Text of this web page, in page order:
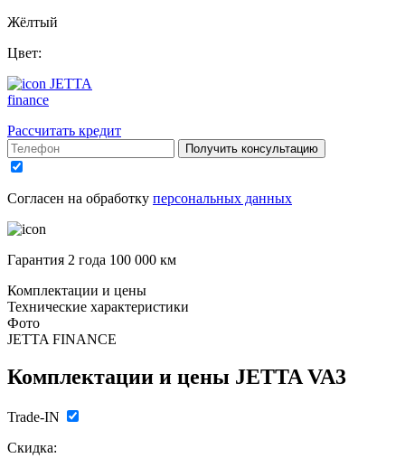
Жёлтый
Цвет:
JETTA
finance
Рассчитать кредит
Получить консультацию
Согласен на обработку персональных данных
Гарантия 2 года 100 000 км
Комплектации и цены
Технические характеристики
Фото
JETTA FINANCE
Комплектации и цены JETTA VA3
Trade-IN
Скидка: